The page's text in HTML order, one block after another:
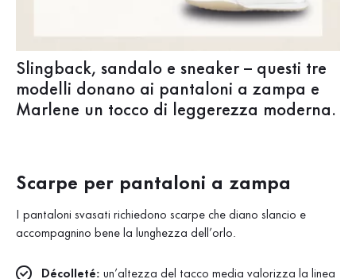
Slingback, sandalo e sneaker – questi tre
modelli donano ai pantaloni a zampa e
Marlene un tocco di leggerezza moderna.
Scarpe per pantaloni a zampa
I pantaloni svasati richiedono scarpe che diano slancio e
accompagnino bene la lunghezza dell’orlo.
Décolleté: un’altezza del tacco media valorizza la linea